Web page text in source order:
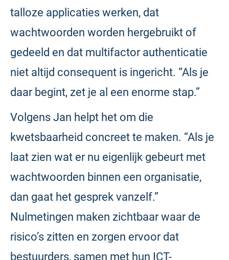
talloze applicaties werken, dat
wachtwoorden worden hergebruikt of
gedeeld en dat multifactor authenticatie
niet altijd consequent is ingericht. “Als je
daar begint, zet je al een enorme stap.”
Volgens Jan helpt het om die
kwetsbaarheid concreet te maken. “Als je
laat zien wat er nu eigenlijk gebeurt met
wachtwoorden binnen een organisatie,
dan gaat het gesprek vanzelf.”
Nulmetingen maken zichtbaar waar de
risico’s zitten en zorgen ervoor dat
bestuurders, samen met hun ICT-